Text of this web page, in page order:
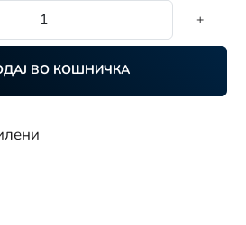
+
ВО КОШНИЧКА